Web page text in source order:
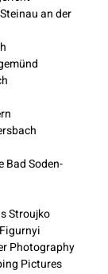
an der
Bad Soden-
Stroujko
Photography
Pictures